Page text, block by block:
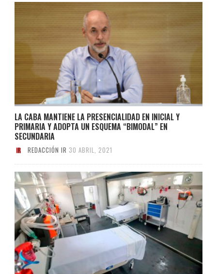
LA CABA MANTIENE LA PRESENCIALIDAD EN INICIAL Y
PRIMARIA Y ADOPTA UN ESQUEMA “BIMODAL” EN
SECUNDARIA
REDACCIÓN IR 30 ABRIL, 2021